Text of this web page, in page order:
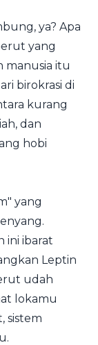
ya? Apa
yang
manusia itu
birokrasi di
kurang
dan
hobi
yang
ini ibarat
Leptin
udah
lokamu
sistem